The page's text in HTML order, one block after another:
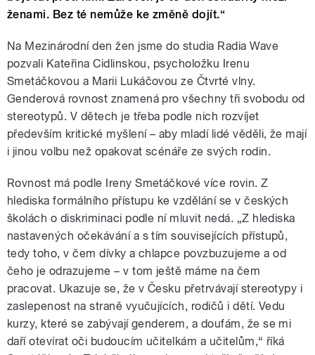
ženami. Bez té nemůže ke změně dojít.“
Na Mezinárodní den žen jsme do studia Radia Wave
pozvali Kateřina Cidlinskou, psycholožku Irenu
Smetáčkovou a Marii Lukáčovou ze Čtvrté vlny.
Genderová rovnost znamená pro všechny tři svobodu od
stereotypů. V dětech je třeba podle nich rozvíjet
především kritické myšlení – aby mladí lidé věděli, že mají
i jinou volbu než opakovat scénáře ze svých rodin.
Rovnost má podle Ireny Smetáčkové více rovin. Z
hlediska formálního přístupu ke vzdělání se v českých
školách o diskriminaci podle ní mluvit nedá. „Z hlediska
nastavených očekávání a s tím souvisejících přístupů,
tedy toho, v čem dívky a chlapce povzbuzujeme a od
čeho je odrazujeme – v tom ještě máme na čem
pracovat. Ukazuje se, že v Česku přetrvávají stereotypy i
zaslepenost na straně vyučujících, rodičů i dětí. Vedu
kurzy, které se zabývají genderem, a doufám, že se mi
daří otevírat oči budoucím učitelkám a učitelům,“ říká